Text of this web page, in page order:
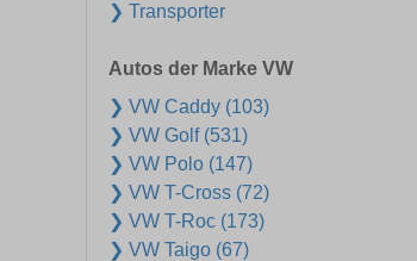
❯ Transporter
Autos der Marke VW
❯ VW Caddy (103)
❯ VW Golf (531)
❯ VW Polo (147)
❯ VW T-Cross (72)
❯ VW T-Roc (173)
❯ VW Taigo (67)